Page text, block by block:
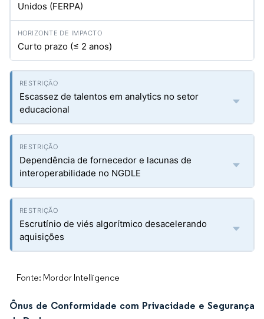
Unidos (FERPA)
Curto prazo (≤ 2 anos)
Escassez de talentos em analytics no setor
educacional
Dependência de fornecedor e lacunas de
interoperabilidade no NGDLE
Escrutínio de viés algorítmico desacelerando
aquisições
Fonte: Mordor Intelligence
Ônus de Conformidade com Privacidade e Segurança